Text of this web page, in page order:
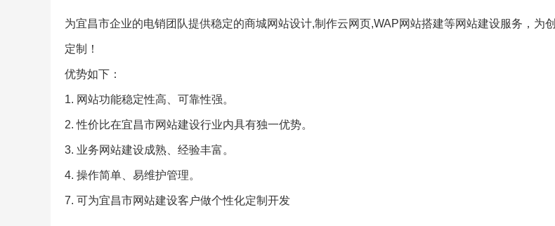
为宜昌市企业的电销团队提供稳定的商城网站设计,制作云网页,WAP网站搭建等网站建设服务，为
定制！
优势如下：
1. 网站功能稳定性高、可靠性强。
2. 性价比在宜昌市网站建设行业内具有独一优势。
3. 业务网站建设成熟、经验丰富。
4. 操作简单、易维护管理。
7. 可为宜昌市网站建设客户做个性化定制开发